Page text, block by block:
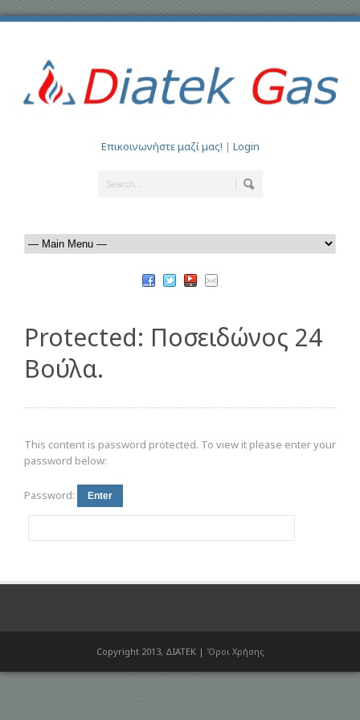
Επικοινωνήστε μαζί μας! | Login
Protected: Ποσειδώνος 24
Βούλα.
This content is password protected. To view it please enter your
password below:
Password:
Copyright 2013, ΔΙΑΤΕΚ | Όροι Χρήσης